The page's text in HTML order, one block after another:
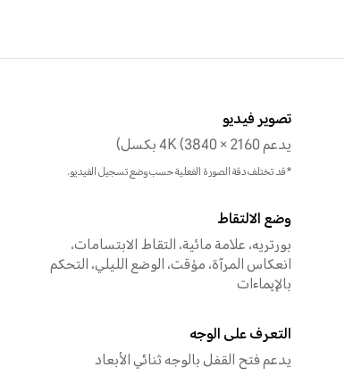
تصوير فيديو
يدعم 4K (3840 × 2160 بكسل)
*قد تختلف دقة الصورة الفعلية حسب وضع تسجيل الفيديو.
وضع الالتقاط
بورتريه، علامة مائية، التقاط الابتسامات،
انعكاس المرآة، مؤقت، الوضع الليلي، التحكم
بالإيماءات
التعرف على الوجه
يدعم فتح القفل بالوجه ثنائي الأبعاد